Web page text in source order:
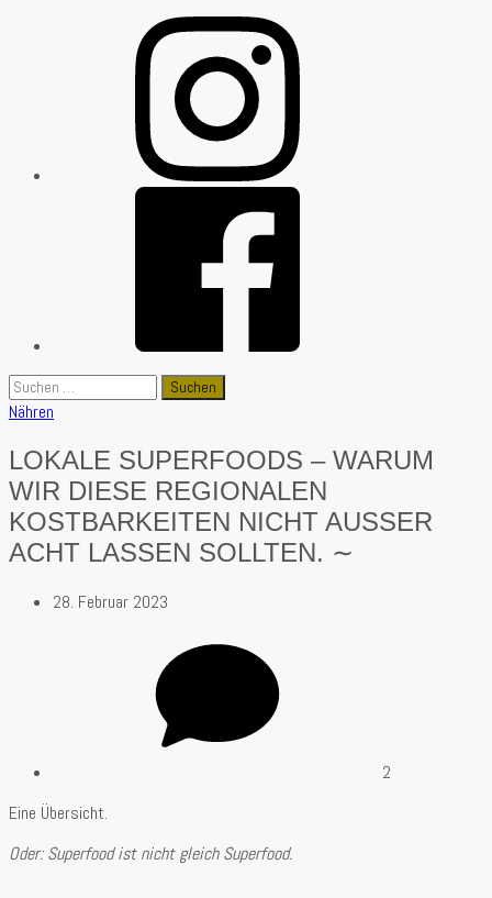
Suchen
nach:
Nähren
LOKALE SUPERFOODS – WARUM
WIR DIESE REGIONALEN
KOSTBARKEITEN NICHT AUSSER A
CHT LASSEN SOLLTEN. ∼
28. Februar 2023
2
Eine Übersicht.
Oder: Superfood ist nicht gleich Superfood.